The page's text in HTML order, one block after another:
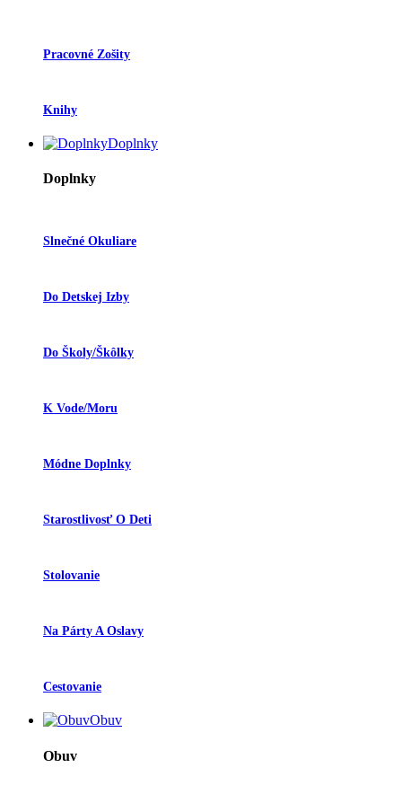
Pracovné Zošity
Knihy
Doplnky
Doplnky
Slnečné Okuliare
Do Detskej Izby
Do Školy/škôlky
K Vode/moru
Módne Doplnky
Starostlivosť O Deti
Stolovanie
Na Párty A Oslavy
Cestovanie
Obuv
Obuv